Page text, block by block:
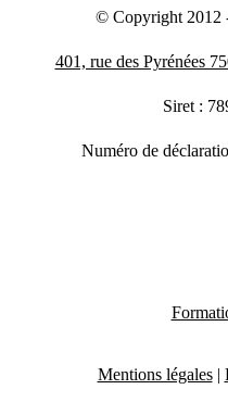
© Copyright 2012
401, rue des Pyrénées
Siret :
Numéro de
Mentions légales|